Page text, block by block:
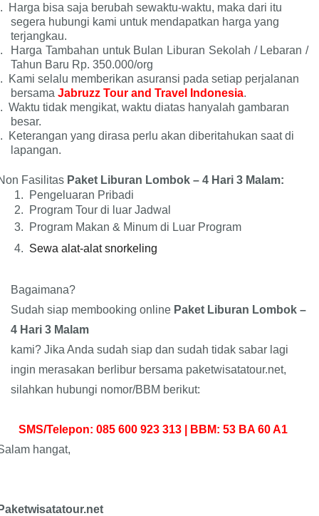
Harga bisa saja berubah sewaktu-waktu, maka dari itu
segera hubungi kami untuk mendapatkan harga yang
terjangkau.
Harga Tambahan untuk Bulan Liburan Sekolah / Lebaran /
Tahun Baru Rp. 350.000/org
Kami selalu memberikan asuransi pada setiap perjalanan
bersama Jabruzz Tour and Travel Indonesia.
Waktu tidak mengikat, waktu diatas hanyalah gambaran
besar.
Keterangan yang dirasa perlu akan diberitahukan saat di
lapangan.
Fasilitas Paket Liburan Lombok – 4 Hari 3 Malam:
1.
Pengeluaran Pribadi
2.
Program Tour di luar Jadwal
3.
Program Makan & Minum di Luar Program
4. Sewa alat-alat snorkeling
Bagaimana?
Sudah siap membooking online Paket Liburan Lombok –
4 Hari 3 Malam
kami? Jika Anda sudah siap dan sudah tidak sabar lagi
ingin merasakan berlibur bersama paketwisatatour.net,
silahkan hubungi nomor/BBM berikut:
SMS/Telepon: 085 600 923 313 | BBM: 53 BA 60 A1
hangat,